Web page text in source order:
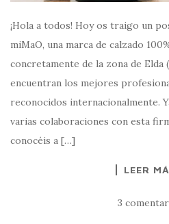
¡Hola a todos! Hoy os traigo un
miMaO, una marca de calzado
concretamente de la zona de Elda
encuentran los mejores
reconocidos internacionalmente.
varias colaboraciones con esta
conocéis a […]
LEER
3